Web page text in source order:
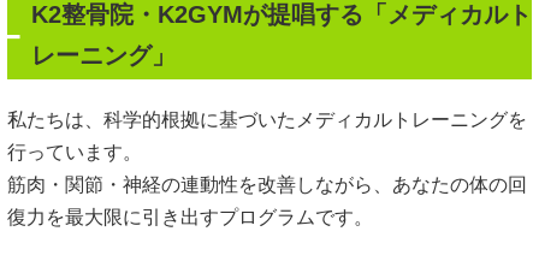
K2整骨院・K2GYMが提唱する「メディカルト
レーニング」
私たちは、科学的根拠に基づいたメディカルトレーニングを
行っています。
筋肉・関節・神経の連動性を改善しながら、あなたの体の回
復力を最大限に引き出すプログラムです。